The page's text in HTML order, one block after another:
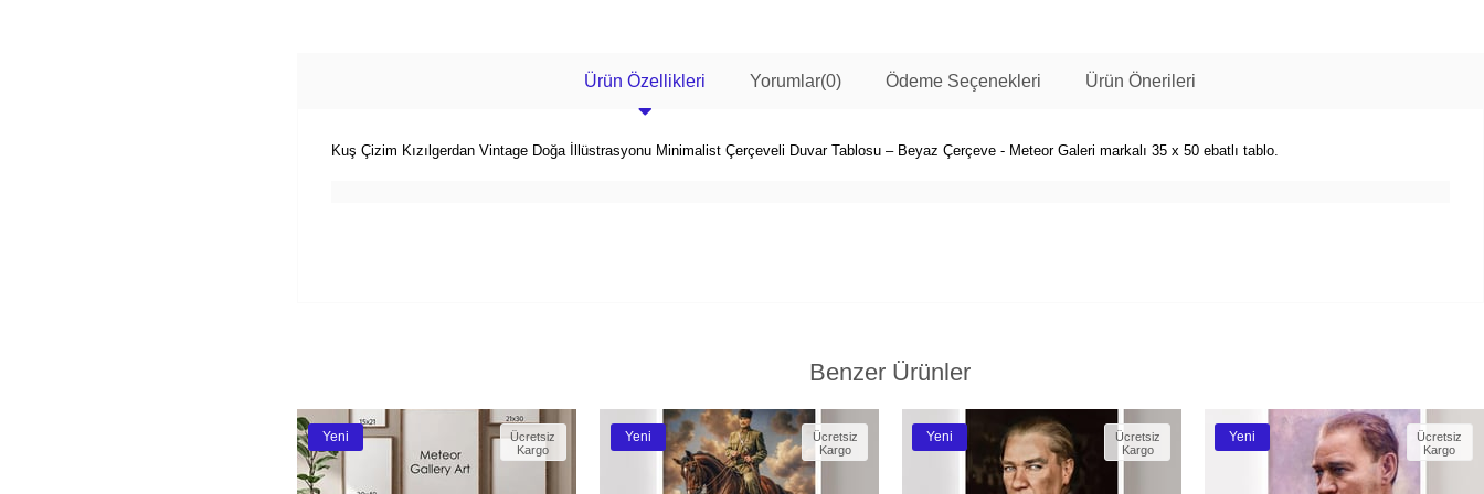
Ürün Özellikleri Yorumlar(0) Ödeme Seçenekleri Ürün Önerileri
Kuş Çizim Kızılgerdan Vintage Doğa İllüstrasyonu Minimalist Çerçeveli Duvar Tablosu – Beyaz Çerçeve - Meteor Galeri markalı 35 x 50 ebatlı tablo.
Benzer Ürünler
Yeni
Ürün
Ücretsiz
Kargo
Yeni
Ücretsiz
Kargo
Yeni
Ücretsiz
Kargo
Yeni
Ücretsiz
Kargo